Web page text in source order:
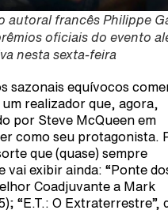
autoral francês Philippe
oficiais do evento
nesta sexta-feira
sazonais equívocos
realizador que, agora,
por Steve McQueen em
como seu protagonista.
que (quase) sempre
vai exibir ainda: “Ponte
Coadjuvante a Mark
“E.T.: O Extraterrestre”,